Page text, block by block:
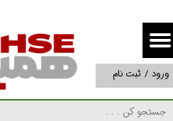
ورود / ثبت نام
حساب کاربری من
تغییر گذر واژه
سفارشات